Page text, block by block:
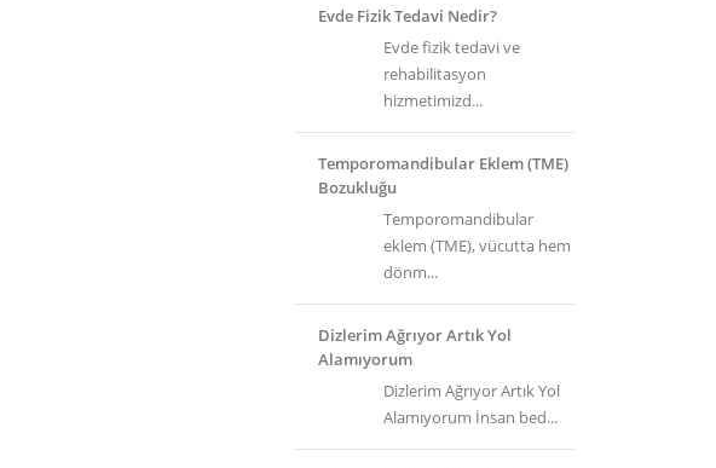
Evde Fizik Tedavi Nedir?
Evde fizik tedavi ve
rehabilitasyon
hizmetimizd...
Temporomandibular Eklem (TME)
Bozukluğu
Temporomandibular
eklem (TME), vücutta hem
dönm...
Dizlerim Ağrıyor Artık Yol
Alamıyorum
Dizlerim Ağrıyor Artık Yol
Alamıyorum İnsan bed...